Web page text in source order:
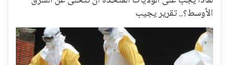
الأوسط؟.. تقرير يجيب